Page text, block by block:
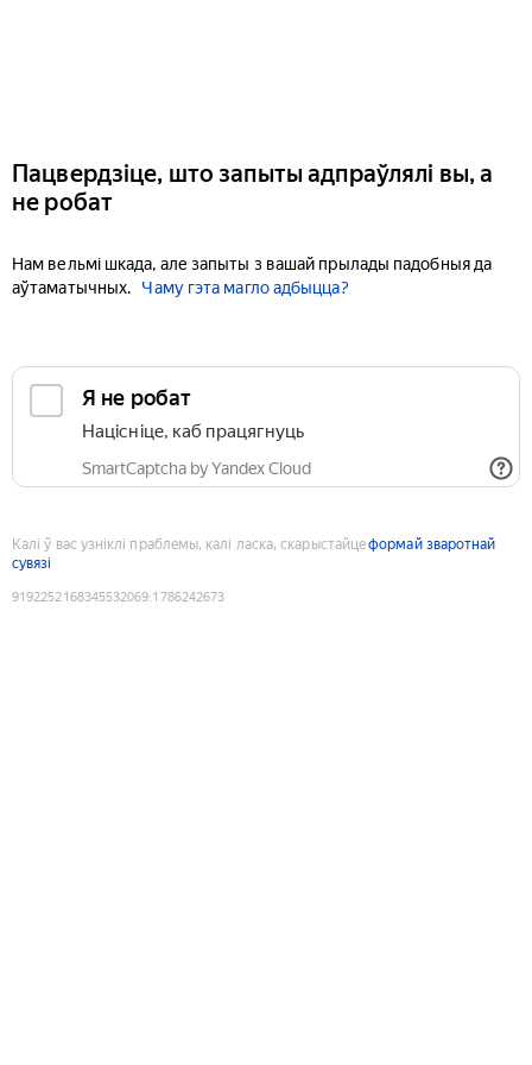
Пацвердзіце, што запыты адпраўлялі вы, а
не робат
Нам вельмі шкада, але запыты з вашай прылады падобныя да
аўтаматычных.
Чаму гэта магло адбыцца?
Я не робат
Націсніце, каб працягнуць
SmartCaptcha by Yandex Cloud
Калі ў вас узніклі праблемы, калі ласка, скарыстайцеформай зваротнай
сувязі
9192252168345532069:1786242673